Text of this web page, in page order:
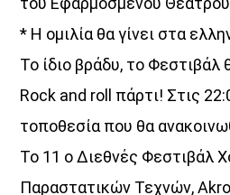
* Η ομιλία θα γίνει στα
Το ίδιο βράδυ, το Φεστιβάλ
Rock and roll πάρτι! Στις
τοποθεσία που θα
Το 11 ο Διεθνές Φεστιβάλ
Παραστατικών Τεχνών,